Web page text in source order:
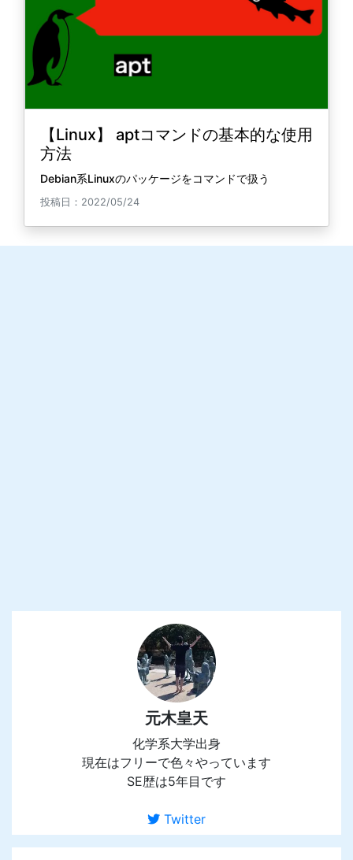
【Linux】 aptコマンドの基本的な使用
方法
Debian系Linuxのパッケージをコマンドで扱う
投稿日：2022/05/24
元木皇天
化学系大学出身
現在はフリーで色々やっています
SE歴は5年目です
Twitter